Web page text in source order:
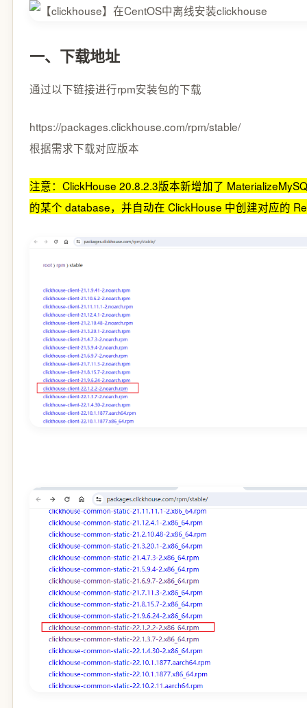
一、下载地址
通过以下链接进行rpm安装包的下载
https://packages.clickhouse.com/rpm/stable/
根据需求下载对应版本
注意：ClickHouse 20.8.2.3版本新增加了
的某个 database，并自动在 ClickHouse 中创建对应的